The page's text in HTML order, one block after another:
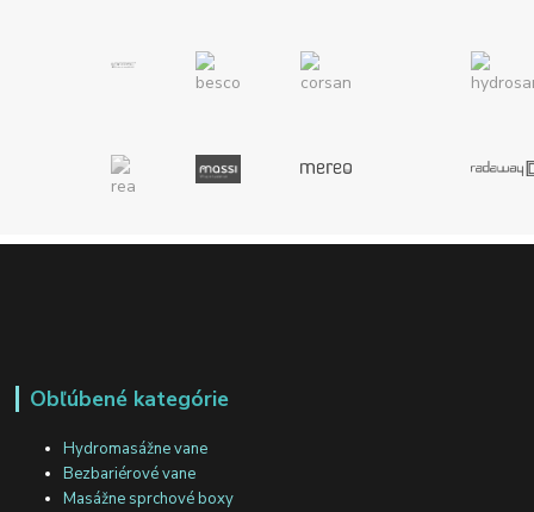
Obľúbené kategórie
Hydromasážne vane
Bezbariérové vane
Masážne sprchové boxy